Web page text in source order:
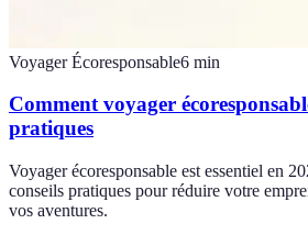
Voyager Écoresponsable6 min
Comment voyager
pratiques
Voyager écoresponsable est essentiel en
conseils pratiques pour réduire votre
vos aventures.